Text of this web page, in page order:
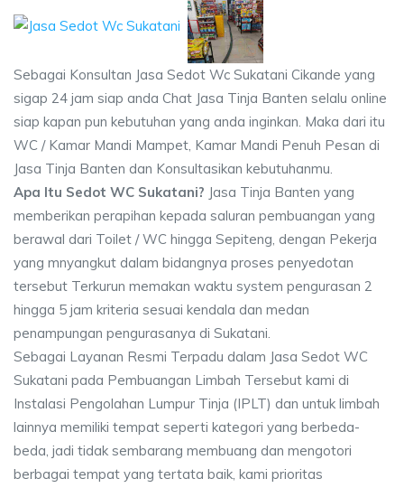
Sebagai Konsultan Jasa Sedot Wc Sukatani Cikande yang
sigap 24 jam siap anda Chat Jasa Tinja Banten selalu online
siap kapan pun kebutuhan yang anda inginkan. Maka dari itu
WC / Kamar Mandi Mampet, Kamar Mandi Penuh Pesan di
Jasa Tinja Banten dan Konsultasikan kebutuhanmu.
Apa Itu Sedot WC Sukatani? Jasa Tinja Banten yang
memberikan perapihan kepada saluran pembuangan yang
berawal dari Toilet / WC hingga Sepiteng, dengan Pekerja
yang mnyangkut dalam bidangnya proses penyedotan
tersebut Terkurun memakan waktu system pengurasan 2
hingga 5 jam kriteria sesuai kendala dan medan
penampungan pengurasanya di Sukatani.
Sebagai Layanan Resmi Terpadu dalam Jasa Sedot WC
Sukatani pada Pembuangan Limbah Tersebut kami di
Instalasi Pengolahan Lumpur Tinja (IPLT) dan untuk limbah
lainnya memiliki tempat seperti kategori yang berbeda-
beda, jadi tidak sembarang membuang dan mengotori
berbagai tempat yang tertata baik, kami prioritas